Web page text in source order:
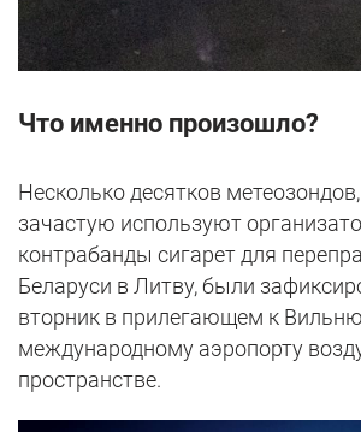
Что именно произошло?
Несколько десятков
зачастую используют
контрабанды сигарет для
Беларуси в Литву, были
вторник в прилегающем к
международному аэропорту
пространстве.